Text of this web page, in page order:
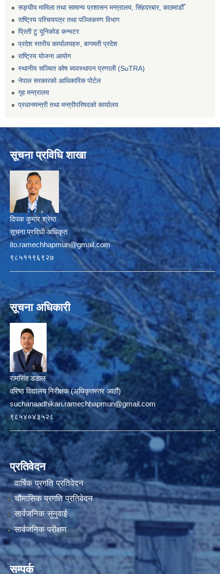
सङ्‍घीय मामिला तथा सामान्य प्रशासन मन्त्रालय, सिंहदरबार, काठमाडौँ
राष्ट्रिय परिचयपत्र तथा पञ्जिकरण विभाग
प्रिती टु यूनिकोड कन्भटर
प्रदेश स्तरीय कार्यालयहरु, बागमती प्रदेश
राष्ट्रिय योजना आयोग
स्थानीय सञ्चित कोष ब्यवस्थापन प्रणाली (SuTRA)
नेपाल सरकारको आधिकारिक पोर्टल
गृह मन्त्रालय
प्रधानमन्त्री तथा मन्त्रीपरिषदको कार्यालय
सूचना प्रविधि शाखा
दिपक कुमार श्रेष्ठ
सूचना प्रविधी अधिकृत
ito.ramechhapmun@gmail.com
९८५११९६९२७
सूचना अधिकारी
रामसिंह डडाल
वरिष्ठ विद्यालय निरीक्षक (अधिकृतस्तर आठौं)
suchanaadhikari.ramechhapmun@gmail.com
९८५४०४३५२८
प्रतिवेदन
वार्षिक प्रगति प्रतिवेदन
चौमासिक प्रगति प्रतिवेदन
सार्वजनिक सुनुवाई
सार्वजनिक परीक्षण
सम्पर्क